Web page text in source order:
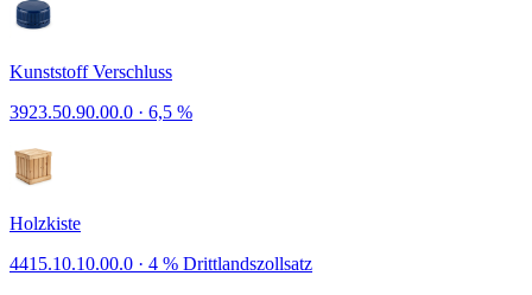
Kunststoff Verschluss
3923.50.90.00.0 · 6,5 %
Holzkiste
4415.10.10.00.0 · 4 % Drittlandszollsatz